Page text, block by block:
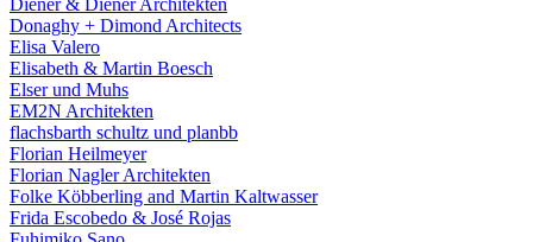
Diener & Diener Architekten
Donaghy + Dimond Architects
Elisa Valero
Elisabeth & Martin Boesch
Elser und Muhs
EM2N Architekten
flachsbarth schultz und planbb
Florian Heilmeyer
Florian Nagler Architekten
Folke Köbberling and Martin Kaltwasser
Frida Escobedo & José Rojas